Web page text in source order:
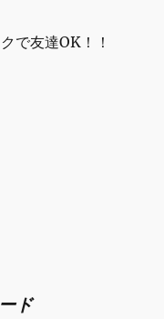
で友達OK！！
ド